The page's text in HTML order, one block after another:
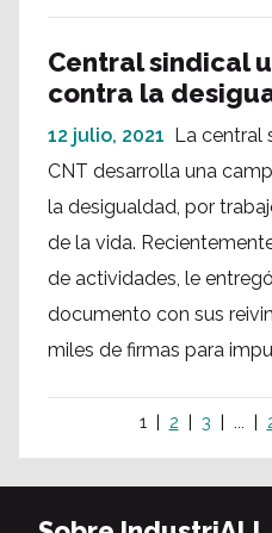
Central sindical
contra la
12 julio, 2021 La central
CNT desarrolla una
la desigualdad, por
de la vida.
de actividades, le
documento con sus
miles de firmas para
1 2 3 ...